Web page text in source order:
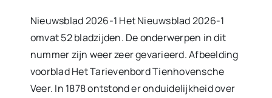
Nieuwsblad 2026-1 Het Nieuwsblad 2026-1
omvat 52 bladzijden. De onderwerpen in dit
nummer zijn weer zeer gevarieerd. Afbeelding
voorblad Het Tarievenbord Tienhovensche
Veer. In 1878 ontstond er onduidelijkheid over